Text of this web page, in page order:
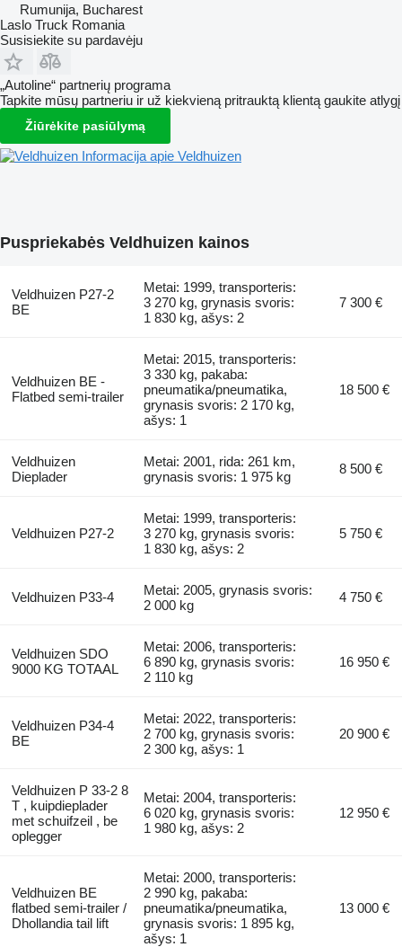
Rumunija, Bucharest
Laslo Truck Romania
Susisiekite su pardavėju
„Autoline“ partnerių programa
Tapkite mūsų partneriu ir už kiekvieną pritrauktą klientą gaukite atlygį
Žiūrėkite pasiūlymą
Informacija apie Veldhuizen
Puspriekabės Veldhuizen kainos
Veldhuizen P27-2
BE
Metai: 1999, transporteris:
3 270 kg, grynasis svoris:
1 830 kg, ašys: 2
7 300 €
Veldhuizen BE -
Flatbed semi-trailer
Metai: 2015, transporteris:
3 330 kg, pakaba:
pneumatika/pneumatika,
grynasis svoris: 2 170 kg,
ašys: 1
18 500 €
Veldhuizen
Dieplader
Metai: 2001, rida: 261 km,
grynasis svoris: 1 975 kg
8 500 €
Veldhuizen P27-2
Metai: 1999, transporteris:
3 270 kg, grynasis svoris:
1 830 kg, ašys: 2
5 750 €
Veldhuizen P33-4
Metai: 2005, grynasis svoris:
2 000 kg
4 750 €
Veldhuizen SDO
9000 KG TOTAAL
Metai: 2006, transporteris:
6 890 kg, grynasis svoris:
2 110 kg
16 950 €
Veldhuizen P34-4
BE
Metai: 2022, transporteris:
2 700 kg, grynasis svoris:
2 300 kg, ašys: 1
20 900 €
Veldhuizen P 33-2 8
T , kuipdieplader
met schuifzeil , be
oplegger
Metai: 2004, transporteris:
6 020 kg, grynasis svoris:
1 980 kg, ašys: 2
12 950 €
Veldhuizen BE
flatbed semi-trailer /
Dhollandia tail lift
Metai: 2000, transporteris:
2 990 kg, pakaba:
pneumatika/pneumatika,
grynasis svoris: 1 895 kg,
ašys: 1
13 000 €